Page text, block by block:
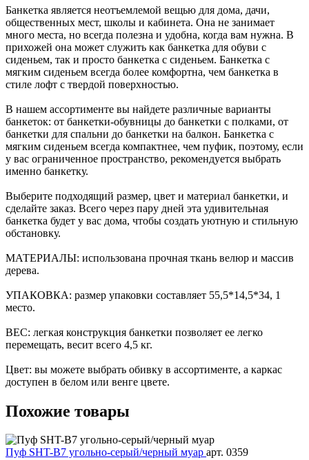
Банкетка является неотъемлемой вещью для дома, дачи,
общественных мест, школы и кабинета. Она не занимает
много места, но всегда полезна и удобна, когда вам нужна. В
прихожей она может служить как банкетка для обуви с
сиденьем, так и просто банкетка с сиденьем. Банкетка с
мягким сиденьем всегда более комфортна, чем банкетка в
стиле лофт с твердой поверхностью.
В нашем ассортименте вы найдете различные варианты
банкеток: от банкетки-обувницы до банкетки с полками, от
банкетки для спальни до банкетки на балкон. Банкетка с
мягким сиденьем всегда компактнее, чем пуфик, поэтому, если
у вас ограниченное пространство, рекомендуется выбрать
именно банкетку.
Выберите подходящий размер, цвет и материал банкетки, и
сделайте заказ. Всего через пару дней эта удивительная
банкетка будет у вас дома, чтобы создать уютную и стильную
обстановку.
МАТЕРИАЛЫ: использована прочная ткань велюр и массив
дерева.
УПАКОВКА: размер упаковки составляет 55,5*14,5*34, 1
место.
ВЕС: легкая конструкция банкетки позволяет ее легко
перемещать, весит всего 4,5 кг.
Цвет: вы можете выбрать обивку в ассортименте, а каркас
доступен в белом или венге цвете.
Похожие товары
Пуф SHT-B7 угольно-серый/черный муар арт. 0359